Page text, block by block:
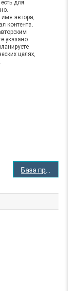
для
автора,
контента.
указано
целях,
База пришельцев в Амазонии